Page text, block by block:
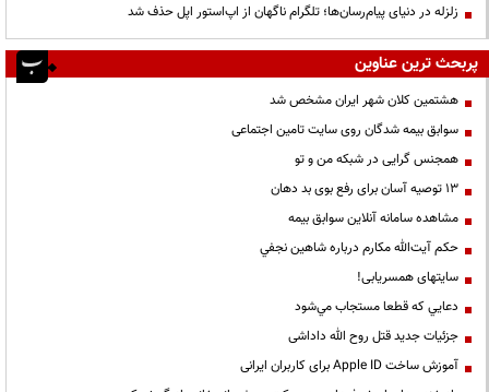
زلزله در دنیای پیام‌رسان‌ها؛ تلگرام ناگهان از اپ‌استور اپل حذف شد
پربحث ترین عناوین
هشتمین کلان شهر ایران مشخص شد
سوابق بیمه شدگان روی سایت تامین اجتماعی
همجنس گرایی در شبکه من و تو
13 توصیه آسان برای رفع بوی بد دهان
مشاهده سامانه آنلاين سوابق بیمه
حكم آيت‌الله مكارم درباره شاهين نجفي
سایتهای همسریابی!
دعايي كه قطعا مستجاب مي‌شود
جزئیات جدید قتل روح الله داداشی
آموزش ساخت Apple ID برای کاربران ایرانی